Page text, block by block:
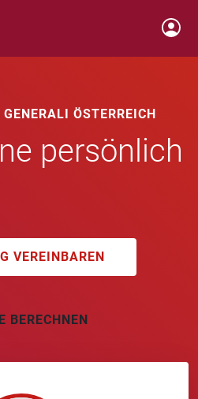
ÖSTERREICH
persönlich
VEREINBAREN
BERECHNEN